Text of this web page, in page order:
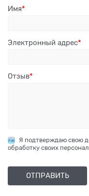
Имя
Электронный адрес
Отзыв
Я подтверждаю свою
обработку своих